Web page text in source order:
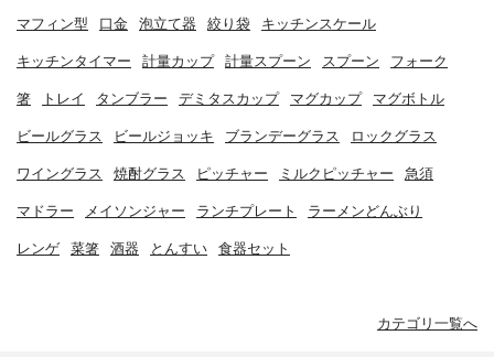
マフィン型 口金 泡立て器 絞り袋 キッチンスケール
キッチンタイマー 計量カップ 計量スプーン スプーン フォーク
箸 トレイ タンブラー デミタスカップ マグカップ マグボトル
ビールグラス ビールジョッキ ブランデーグラス ロックグラス
ワイングラス 焼酎グラス ピッチャー ミルクピッチャー 急須
マドラー メイソンジャー ランチプレート ラーメンどんぶり
レンゲ 菜箸 酒器 とんすい 食器セット
カテゴリ一覧へ